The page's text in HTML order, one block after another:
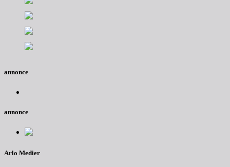
annonce
annonce
Arlo Medier